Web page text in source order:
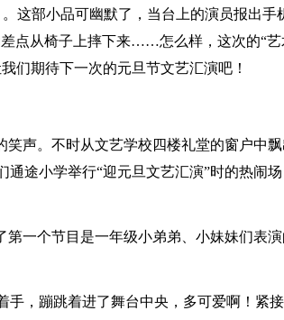
这部小品可幽默了，当台上的演员报出手
差点从椅子上摔下来……怎么样，这次的“艺
们期待下一次的元旦节文艺汇演吧！
声。不时从文艺学校四楼礼堂的窗户中飘
途小学举行“迎元旦文艺汇演”时的热闹场
第一个节目是一年级小弟弟、小妹妹们表演
手，蹦跳着进了舞台中央，多可爱啊！紧接